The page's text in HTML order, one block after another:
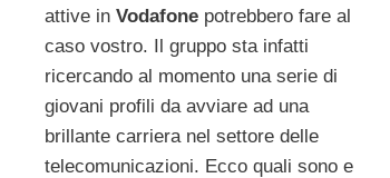
attive in Vodafone potrebbero fare al
caso vostro. Il gruppo sta infatti
ricercando al momento una serie di
giovani profili da avviare ad una
brillante carriera nel settore delle
telecomunicazioni. Ecco quali sono e